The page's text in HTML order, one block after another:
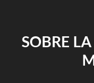
SOBRE